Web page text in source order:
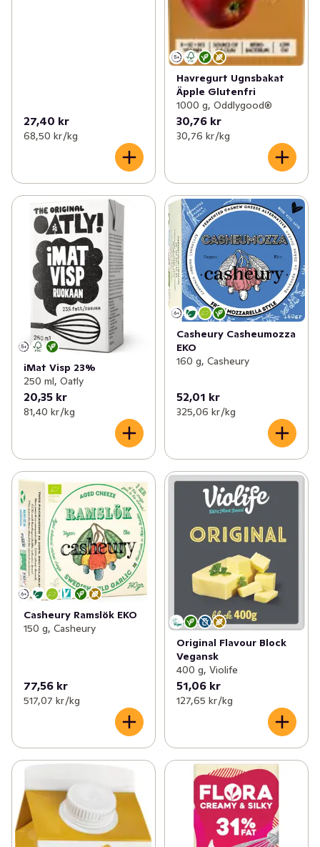
27,40 kr
68,50 kr /kg
Havregurt Ugnsbakat
Äpple Glutenfri
1000 g, Oddlygood®
30,76 kr
30,76 kr /kg
iMat Visp 23%
250 ml, Oatly
20,35 kr
81,40 kr /kg
Casheury Casheumozza
EKO
160 g, Casheury
52,01 kr
325,06 kr /kg
Casheury Ramslök EKO
150 g, Casheury
77,56 kr
517,07 kr /kg
Original Flavour Block
Vegansk
400 g, Violife
51,06 kr
127,65 kr /kg